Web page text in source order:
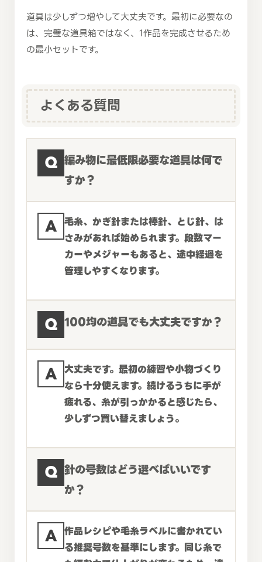
道具は少しずつ増やして大丈夫です。最初に必要なの
は、完璧な道具箱ではなく、1作品を完成させるため
の最小セットです。
よくある質問
Q 編み物に最低限必要な道具は何で
すか？
A 毛糸、かぎ針または棒針、とじ針、は
さみがあれば始められます。段数マー
カーやメジャーもあると、途中経過を
管理しやすくなります。
Q 100均の道具でも大丈夫ですか？
A 大丈夫です。最初の練習や小物づくり
なら十分使えます。続けるうちに手が
疲れる、糸が引っかかると感じたら、
少しずつ買い替えましょう。
Q 針の号数はどう選べばいいです
か？
A 作品レシピや毛糸ラベルに書かれてい
る推奨号数を基準にします。同じ糸で